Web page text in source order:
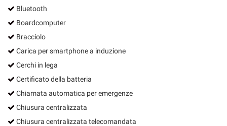
Bluetooth
Boardcomputer
Bracciolo
Carica per smartphone a induzione
Cerchi in lega
Certificato della batteria
Chiamata automatica per emergenze
Chiusura centralizzata
Chiusura centralizzata telecomandata